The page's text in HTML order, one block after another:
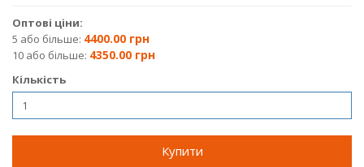
Оптові ціни:
5 або більше: 4400.00 грн
10 або більше: 4350.00 грн
Кількість
Купити